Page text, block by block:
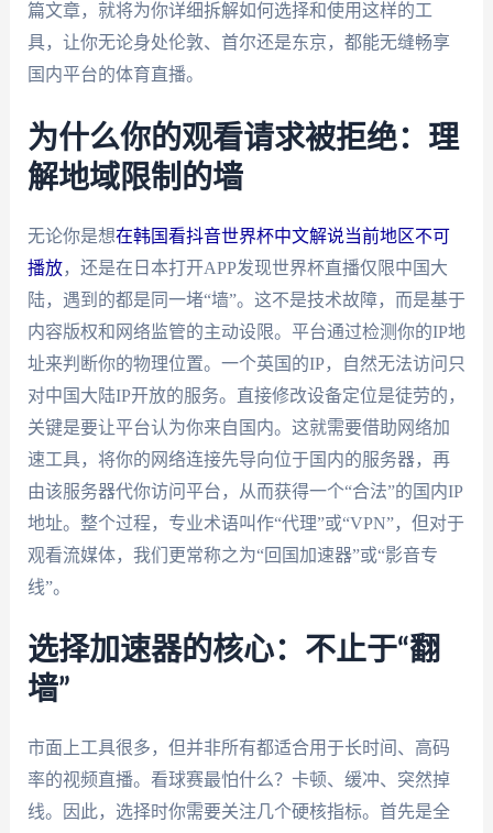
篇文章，就将为你详细拆解如何选择和使用这样的工
具，让你无论身处伦敦、首尔还是东京，都能无缝畅享
国内平台的体育直播。
为什么你的观看请求被拒绝：理
解地域限制的墙
无论你是想在韩国看抖音世界杯中文解说当前地区不可
播放，还是在日本打开APP发现世界杯直播仅限中国大
陆，遇到的都是同一堵“墙”。这不是技术故障，而是基于
内容版权和网络监管的主动设限。平台通过检测你的IP地
址来判断你的物理位置。一个英国的IP，自然无法访问只
对中国大陆IP开放的服务。直接修改设备定位是徒劳的，
关键是要让平台认为你来自国内。这就需要借助网络加
速工具，将你的网络连接先导向位于国内的服务器，再
由该服务器代你访问平台，从而获得一个“合法”的国内IP
地址。整个过程，专业术语叫作“代理”或“VPN”，但对于
观看流媒体，我们更常称之为“回国加速器”或“影音专
线”。
选择加速器的核心：不止于“翻
墙”
市面上工具很多，但并非所有都适合用于长时间、高码
率的视频直播。看球赛最怕什么？卡顿、缓冲、突然掉
线。因此，选择时你需要关注几个硬核指标。首先是全